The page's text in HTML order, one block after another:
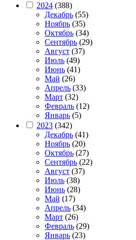
2024 (388)
Декабрь (55)
Ноябрь (35)
Октябрь (34)
Сентябрь (29)
Август (37)
Июль (49)
Июнь (41)
Май (26)
Апрель (33)
Март (32)
Февраль (12)
Январь (5)
2023 (342)
Декабрь (41)
Ноябрь (20)
Октябрь (27)
Сентябрь (22)
Август (37)
Июль (38)
Июнь (28)
Май (17)
Апрель (34)
Март (26)
Февраль (29)
Январь (23)